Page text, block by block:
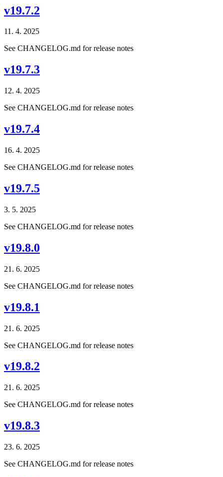
v19.7.2
11. 4. 2025
See CHANGELOG.md for release notes
v19.7.3
12. 4. 2025
See CHANGELOG.md for release notes
v19.7.4
16. 4. 2025
See CHANGELOG.md for release notes
v19.7.5
3. 5. 2025
See CHANGELOG.md for release notes
v19.8.0
21. 6. 2025
See CHANGELOG.md for release notes
v19.8.1
21. 6. 2025
See CHANGELOG.md for release notes
v19.8.2
21. 6. 2025
See CHANGELOG.md for release notes
v19.8.3
23. 6. 2025
See CHANGELOG.md for release notes